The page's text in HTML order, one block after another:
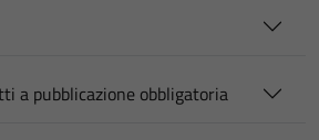
a pubblicazione obbligatoria